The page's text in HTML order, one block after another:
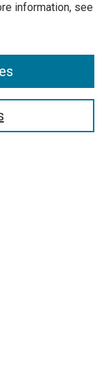
information, see